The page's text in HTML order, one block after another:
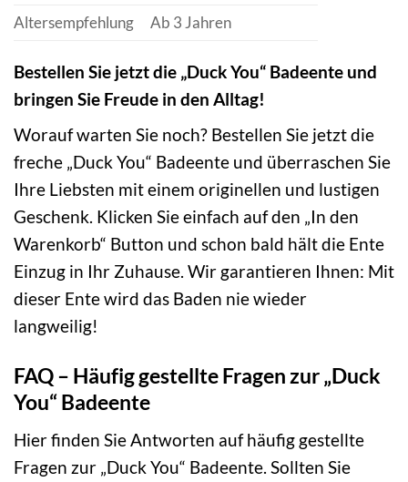
Altersempfehlung
Ab 3 Jahren
Bestellen Sie jetzt die „Duck You“ Badeente und
bringen Sie Freude in den Alltag!
Worauf warten Sie noch? Bestellen Sie jetzt die
freche „Duck You“ Badeente und überraschen Sie
Ihre Liebsten mit einem originellen und lustigen
Geschenk. Klicken Sie einfach auf den „In den
Warenkorb“ Button und schon bald hält die Ente
Einzug in Ihr Zuhause. Wir garantieren Ihnen: Mit
dieser Ente wird das Baden nie wieder
langweilig!
FAQ – Häufig gestellte Fragen zur „Duck
You“ Badeente
Hier finden Sie Antworten auf häufig gestellte
Fragen zur „Duck You“ Badeente. Sollten Sie